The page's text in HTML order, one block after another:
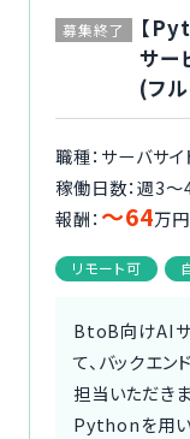
募集終了
【
サー
(フ
職種：サーバサイ
稼働日数：週3〜
報酬： 〜64万
リモート可
BtoB向けAIサ
て、バックエン
担当いただきま
Pythonを用い